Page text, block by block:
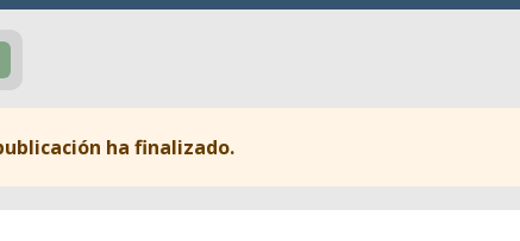
ha finalizado.